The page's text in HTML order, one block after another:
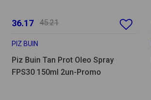
36.17 45.21
PIZ BUIN
Piz Buin Tan Prot Oleo Spray
FPS30 150ml 2un-Promo